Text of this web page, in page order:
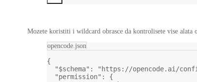
Mozete koristiti i wildcard obrasce da kontrolisete vise alata
opencode.json
{
"$schema" : "https://opencode.ai/
"permission" : {